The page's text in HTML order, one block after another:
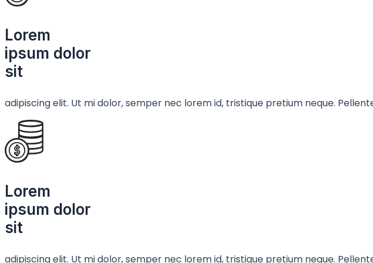
Lorem
ipsum dolor
sit
adipiscing elit. Ut mi dolor, semper nec lorem id, tristique pretium neque.
Lorem
ipsum dolor
sit
adipiscing elit. Ut mi dolor, semper nec lorem id, tristique pretium neque.